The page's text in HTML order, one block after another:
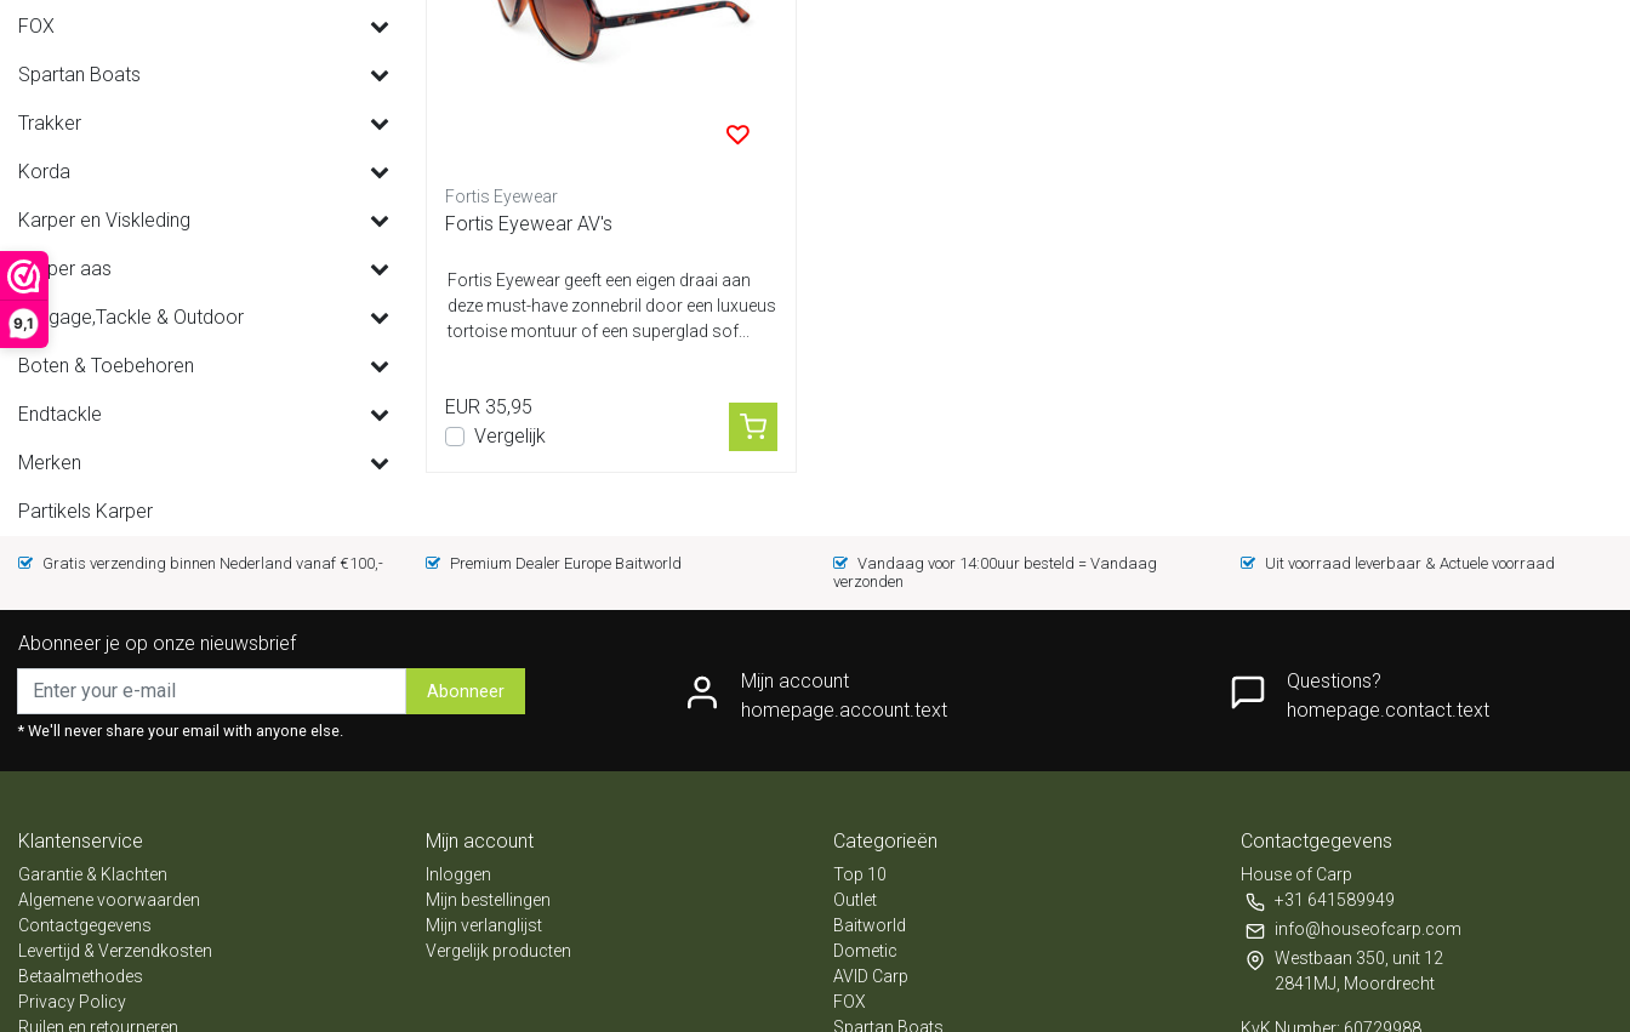
9,1
FOX
Spartan Boats
Trakker
Korda
Karper en Viskleding
Karper aas
Luggage,Tackle & Outdoor
Boten & Toebehoren
Endtackle
Merken
Partikels Karper
Fortis Eyewear
Fortis Eyewear AV's
Fortis Eyewear geeft een eigen draai aan
deze must-have zonnebril door een luxueus
tortoise montuur of een superglad sof...
EUR 35,95
Vergelijk
Gratis verzending binnen Nederland vanaf €100,- Premium Dealer Europe Baitworld
Vandaag voor 14:00uur besteld = Vandaag
verzonden
Uit voorraad leverbaar & Actuele voorraad
Abonneer je op onze nieuwsbrief
Abonneer
* We'll never share your email with anyone else.
Mijn account
homepage.account.text
Questions?
homepage.contact.text
Klantenservice
Garantie & Klachten
Algemene voorwaarden
Contactgegevens
Levertijd & Verzendkosten
Betaalmethodes
Privacy Policy
Ruilen en retourneren
Mijn account
Inloggen
Mijn bestellingen
Mijn verlanglijst
Vergelijk producten
Categorieën
Top 10
Outlet
Baitworld
Dometic
AVID Carp
FOX
Spartan Boats
Contactgegevens
House of Carp
+31 641589949
info@houseofcarp.com
Westbaan 350, unit 12
2841MJ, Moordrecht